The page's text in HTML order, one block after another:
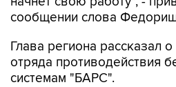
сообщении слова
Глава региона рассказал
отряда противодействия
системам "БАРС".